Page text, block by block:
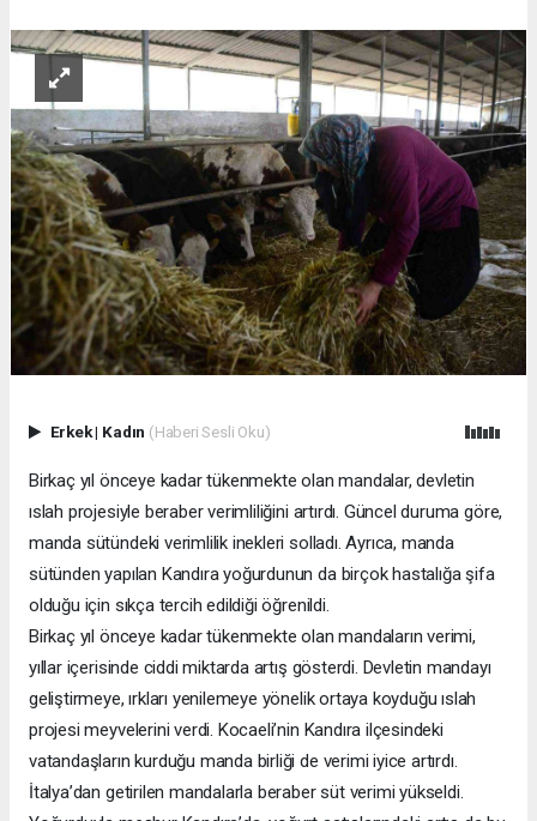
Erkek| Kadın (Haberi Sesli Oku)
Birkaç yıl önceye kadar tükenmekte olan mandalar, devletin
ıslah projesiyle beraber verimliliğini artırdı. Güncel duruma göre,
manda sütündeki verimlilik inekleri solladı. Ayrıca, manda
sütünden yapılan Kandıra yoğurdunun da birçok hastalığa şifa
olduğu için sıkça tercih edildiği öğrenildi.
Birkaç yıl önceye kadar tükenmekte olan mandaların verimi,
yıllar içerisinde ciddi miktarda artış gösterdi. Devletin mandayı
geliştirmeye, ırkları yenilemeye yönelik ortaya koyduğu ıslah
projesi meyvelerini verdi. Kocaeli’nin Kandıra ilçesindeki
vatandaşların kurduğu manda birliği de verimi iyice artırdı.
İtalya’dan getirilen mandalarla beraber süt verimi yükseldi.